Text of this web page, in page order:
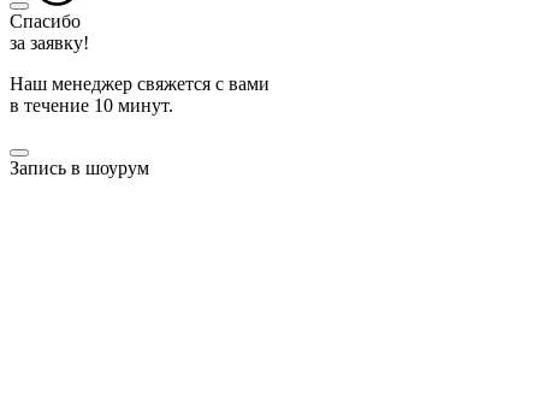
Спасибо
за заявку!
Наш менеджер свяжется с вами
в течение 10 минут.
Запись в шоурум